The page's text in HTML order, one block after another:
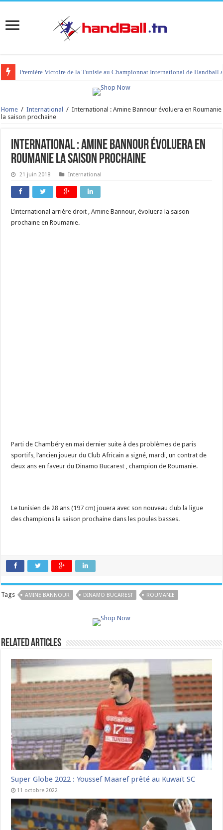
Première Victoire de la Tunisie au Championnat International de Handball
tournoi international Hammamet 2023 : programme et liste des joueurs
Home / International / International : Amine Bannour évoluera en Roumanie
la saison prochaine
International : Amine Bannour évoluera en
Roumanie la saison prochaine
21 juin 2018 International
L’international arrière droit , Amine Bannour, évoluera la saison
prochaine en Roumanie.
Parti de Chambéry en mai dernier suite à des problèmes de paris
sportifs, l’ancien joueur du Club Africain a signé, mardi, un contrat de
deux ans en faveur du Dinamo Bucarest , champion de Roumanie.
Le tunisien de 28 ans (197 cm) jouera avec son nouveau club la ligue
des champions la saison prochaine dans les poules basses.
Tags AMINE BANNOUR DINAMO BUCAREST ROUMANIE
Related Articles
Super Globe 2022 : Youssef Maaref prêté au Kuwaït SC
11 octobre 2022